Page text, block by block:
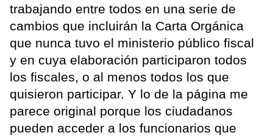
trabajando entre todos en una serie de
cambios que incluirán la Carta Orgánica
que nunca tuvo el ministerio público fiscal
y en cuya elaboración participaron todos
los fiscales, o al menos todos los que
quisieron participar. Y lo de la página me
parece original porque los ciudadanos
pueden acceder a los funcionarios que